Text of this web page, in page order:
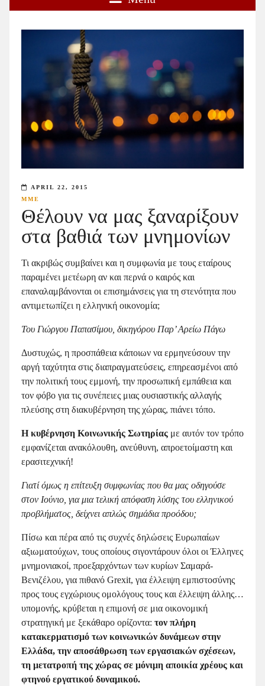
APRIL 22, 2015
ΜΜΕ
Θέλουν να μας ξαναρίξουν
στα βαθιά των μνημονίων
Τι ακριβώς συμβαίνει και η συμφωνία με τους εταίρους
παραμένει μετέωρη αν και περνά ο καιρός και
επαναλαμβάνονται οι επισημάνσεις για τη στενότητα που
αντιμετωπίζει η ελληνική οικονομία;
Του Γιώργου Παπασίμου, δικηγόρου Παρ’ Αρείω Πάγω
Δυστυχώς, η προσπάθεια κάποιων να ερμηνεύσουν την
αργή ταχύτητα στις διαπραγματεύσεις, επηρεασμένοι από
την πολιτική τους εμμονή, την προσωπική εμπάθεια και
τον φόβο για τις συνέπειες μιας ουσιαστικής αλλαγής
πλεύσης στη διακυβέρνηση της χώρας, πιάνει τόπο.
Η κυβέρνηση Κοινωνικής Σωτηρίας με αυτόν τον τρόπο
εμφανίζεται ανακόλουθη, ανεύθυνη, απροετοίμαστη και
ερασιτεχνική!
Γιατί όμως η επίτευξη συμφωνίας που θα μας οδηγούσε
στον Ιούνιο, για μια τελική απόφαση λύσης του ελληνικού
προβλήματος, δείχνει απλώς σημάδια προόδου;
Πίσω και πέρα από τις συχνές δηλώσεις Ευρωπαίων
αξιωματούχων, τους οποίους σιγοντάρουν όλοι οι Έλληνες
μνημονιακοί, προεξαρχόντων των κυρίων Σαμαρά-
Βενιζέλου, για πιθανό Grexit, για έλλειψη εμπιστοσύνης
προς τους εγχώριους ομολόγους τους και έλλειψη άλλης…
υπομονής, κρύβεται η επιμονή σε μια οικονομική
στρατηγική με ξεκάθαρο ορίζοντα: τον πλήρη
κατακερματισμό των κοινωνικών δυνάμεων στην
Ελλάδα, την αποσάθρωση των εργασιακών σχέσεων,
τη μετατροπή της χώρας σε μόνιμη αποικία χρέους και
φτηνού εργατικού δυναμικού.